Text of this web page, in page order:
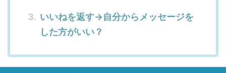
いいねを返す→自分からメッセージを
した方がいい？